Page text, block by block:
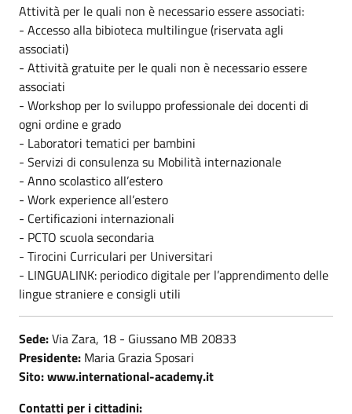
Attività per le quali non è necessario essere associati:
- Accesso alla bibioteca multilingue (riservata agli
associati)
- Attività gratuite per le quali non è necessario essere
associati
- Workshop per lo sviluppo professionale dei docenti di
ogni ordine e grado
- Laboratori tematici per bambini
- Servizi di consulenza su Mobilità internazionale
- Anno scolastico all’estero
- Work experience all’estero
- Certificazioni internazionali
- PCTO scuola secondaria
- Tirocini Curriculari per Universitari
- LINGUALINK: periodico digitale per l’apprendimento delle
lingue straniere e consigli utili
Sede:Via Zara, 18 - Giussano MB 20833
Presidente: Maria Grazia Sposari
Sito: www.international-academy.it
Contatti per i cittadini: